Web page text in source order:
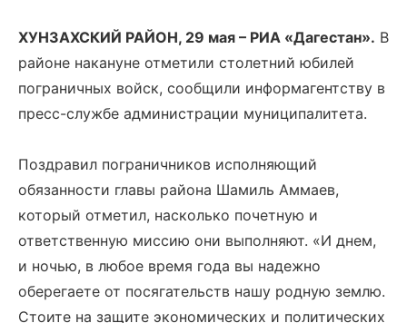
ХУНЗАХСКИЙ РАЙОН, 29 мая – РИА «Дагестан». В
районе накануне отметили столетний юбилей
пограничных войск, сообщили информагентству в
пресс-службе администрации муниципалитета.
Поздравил пограничников исполняющий
обязанности главы района Шамиль Аммаев,
который отметил, насколько почетную и
ответственную миссию они выполняют. «И днем,
и ночью, в любое время года вы надежно
оберегаете от посягательств нашу родную землю.
Стоите на защите экономических и политических